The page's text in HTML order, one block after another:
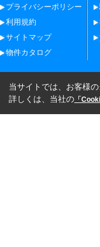
プライバシーポリシー
利用規約
サイトマップ
物件カタログ
当サイトでは、お客様
詳しくは、当社の 「